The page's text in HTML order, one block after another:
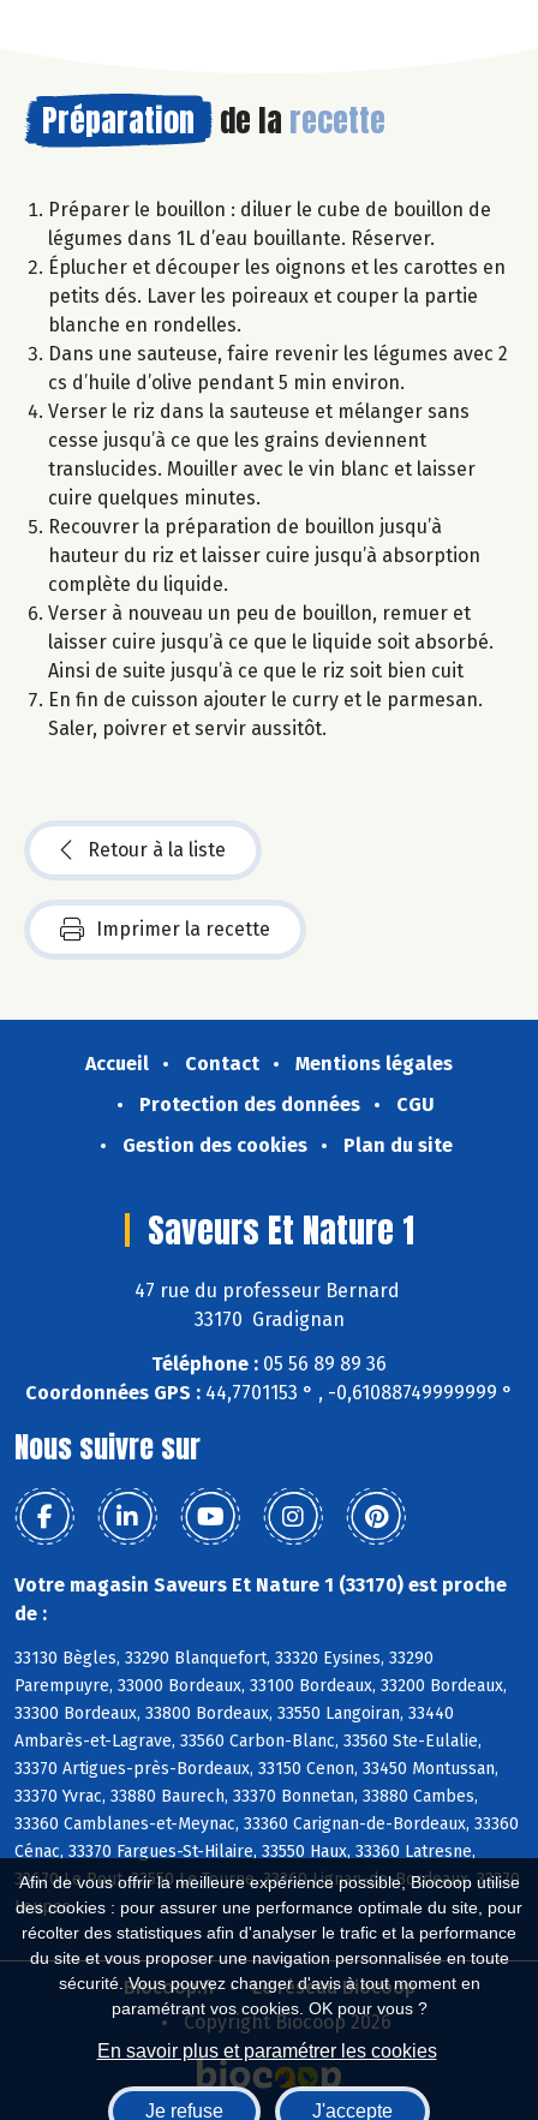
Afin de vous offrir la meilleure expérience possible, Biocoop utilise
des cookies : pour assurer une performance optimale du site, pour
récolter des statistiques afin d'analyser le trafic et la performance
du site et vous proposer une navigation personnalisée en toute
sécurité. Vous pouvez changer d'avis à tout moment en
paramétrant vos cookies. OK pour vous ?
En savoir plus et paramétrer les cookies
Je refuse J'accepte
Préparation de la recette
Préparer le bouillon : diluer le cube de bouillon de
légumes dans 1L d’eau bouillante. Réserver.
Éplucher et découper les oignons et les carottes en
petits dés. Laver les poireaux et couper la partie
blanche en rondelles.
Dans une sauteuse, faire revenir les légumes avec 2
cs d’huile d’olive pendant 5 min environ.
Verser le riz dans la sauteuse et mélanger sans
cesse jusqu’à ce que les grains deviennent
translucides. Mouiller avec le vin blanc et laisser
cuire quelques minutes.
Recouvrer la préparation de bouillon jusqu’à
hauteur du riz et laisser cuire jusqu’à absorption
complète du liquide.
Verser à nouveau un peu de bouillon, remuer et
laisser cuire jusqu’à ce que le liquide soit absorbé.
Ainsi de suite jusqu’à ce que le riz soit bien cuit
En fin de cuisson ajouter le curry et le parmesan.
Saler, poivrer et servir aussitôt.
Retour à la liste
Imprimer la recette
Accueil Contact
Mentions légales
Protection des données
CGU
Gestion des cookies
Plan du site
Saveurs Et Nature 1
47 rue du professeur Bernard
33170 Gradignan
Téléphone : 05 56 89 89 36
Coordonnées GPS : 44,7701153 ° , -0,61088749999999 °
Nous suivre sur
Votre magasin Saveurs Et Nature 1 (33170) est proche
de :
33130 Bègles, 33290 Blanquefort, 33320 Eysines, 33290
Parempuyre, 33000 Bordeaux, 33100 Bordeaux, 33200 Bordeaux,
33300 Bordeaux, 33800 Bordeaux, 33550 Langoiran, 33440
Ambarès-et-Lagrave, 33560 Carbon-Blanc, 33560 Ste-Eulalie,
33370 Artigues-près-Bordeaux, 33150 Cenon, 33450 Montussan,
33370 Yvrac, 33880 Baurech, 33370 Bonnetan, 33880 Cambes,
33360 Camblanes-et-Meynac, 33360 Carignan-de-Bordeaux, 33360
Cénac, 33370 Fargues-St-Hilaire, 33550 Haux, 33360 Latresne,
33670 Le Pout, 33550 Le Tourne, 33360 Lignan-de-Bordeaux, 33370
Loupes
Biocoop.fr
Le réseau Biocoop
Copyright Biocoop 2026